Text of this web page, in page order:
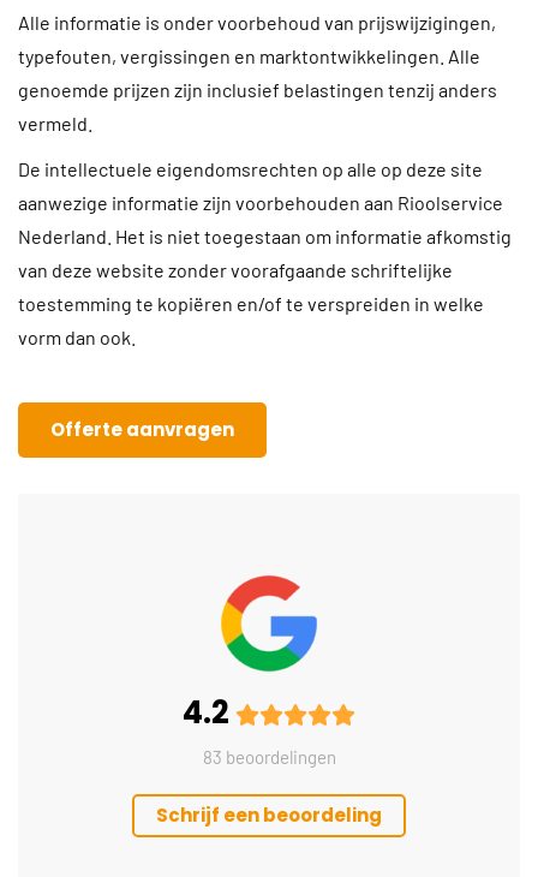
Alle informatie is onder voorbehoud van prijswijzigingen,
typefouten, vergissingen en marktontwikkelingen. Alle
genoemde prijzen zijn inclusief belastingen tenzij anders
vermeld.
De intellectuele eigendomsrechten op alle op deze site
aanwezige informatie zijn voorbehouden aan Rioolservice
Nederland. Het is niet toegestaan om informatie afkomstig
van deze website zonder voorafgaande schriftelijke
toestemming te kopiëren en/of te verspreiden in welke
vorm dan ook.
Offerte aanvragen
4.2
83 beoordelingen
Schrijf een beoordeling